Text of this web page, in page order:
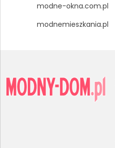
modne-okna.com.pl
modnemieszkania.pl